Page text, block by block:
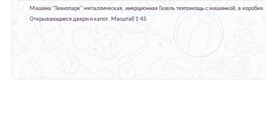
Машина "Технопарк" металлическая, инерционная Газель техпомощь с машинкой, в коробке.
Открывающиеся двери и капот. Масштаб 1:43.